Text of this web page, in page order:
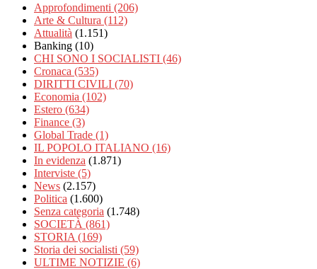
Approfondimenti (206)
Arte & Cultura (112)
Attualità (1.151)
Banking (10)
CHI SONO I SOCIALISTI (46)
Cronaca (535)
DIRITTI CIVILI (70)
Economia (102)
Estero (634)
Finance (3)
Global Trade (1)
IL POPOLO ITALIANO (16)
In evidenza (1.871)
Interviste (5)
News (2.157)
Politica (1.600)
Senza categoria (1.748)
SOCIETÀ (861)
STORIA (169)
Storia dei socialisti (59)
ULTIME NOTIZIE (6)